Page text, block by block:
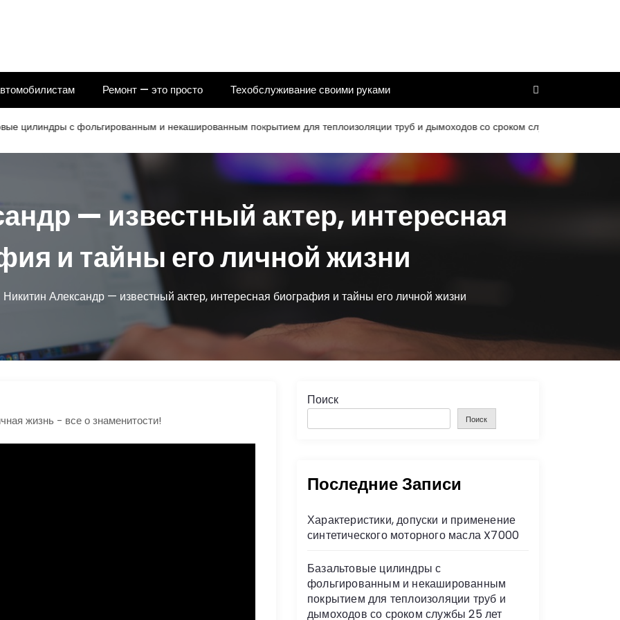
Ремонт — это просто Техобслуживание своими руками
с фольгированным и некашированным покрытием для теплоизоляции труб и дымоходов со сроком службы 25 лет
— известный актер, интересная
и тайны его личной жизни
Никитин Александр — известный актер, интересная биография и тайны его личной жизни
Поиск
Поиск
Последние Записи
Характеристики, допуски и применение
синтетического моторного масла X7000
Базальтовые цилиндры с
фольгированным и некашированным
покрытием для теплоизоляции труб и
дымоходов со сроком службы 25 лет